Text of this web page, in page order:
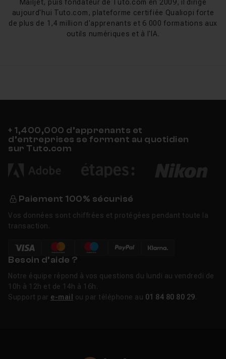
Clément Lv, consultant en Business Intelligence,
complète le catalogue avec des
cours orientés Power Query, Power Pivot et analyse de
pour les profils qui veulent aller au-delà des fonctions
tableaux et tableaux croisés dynamiques,
une certification, Tuto.com propose une
formation Excel complète
pour Excel début 2026. Le mode Agent de Copilot,
désormais accessible sur Windows (janvier 2026) et en
cours de déploiement sur Mac. Il permet d'automatiser
de données, création de formules, analyse de
tendances. En parallèle, deux nouvelles fonctions
Mailjet, puis fondateur de Tuto.com en 2009, il dirige
aujourd'hui Tuto.com, plateforme certifiée Qualiopi forte
de plus de 1,4 million d'apprenants et 6 000 formations aux
outils numériques et à l'IA.
+ 1,400,000 d’apprenants et
d’entreprises se forment au quotidien
sur Tuto.com
Paiement 100% sécurisé
Vos données sont chiffrées et protégées pendant toute la
transaction.
Besoin d’aide ?
Notre équipe répond à vos questions du lundi au vendredi de
10h à 12h et de 14h à 16h.
Support par e-mail ou par téléphone au 01 84 80 80 29